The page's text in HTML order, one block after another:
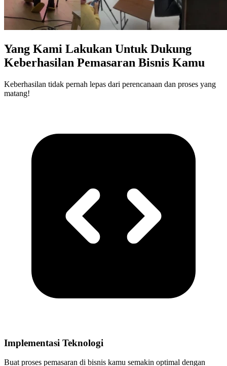
Yang Kami Lakukan Untuk Dukung
Keberhasilan Pemasaran Bisnis Kamu
Keberhasilan tidak pernah lepas dari perencanaan dan proses yang
matang!
Implementasi Teknologi
Buat proses pemasaran di bisnis kamu semakin optimal dengan